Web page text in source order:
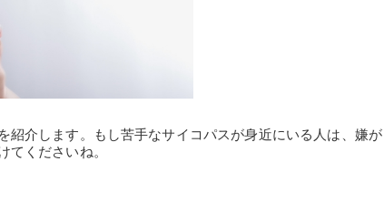
紹介します。もし苦手なサイコパスが身近にいる人は、嫌が
てくださいね。